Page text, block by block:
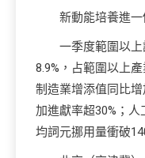
新動能培養進
一季度範圍以
8.9%，占範圍以上
制造業增添值同比
加進獻率超30%；
均詞元挪用量衝破